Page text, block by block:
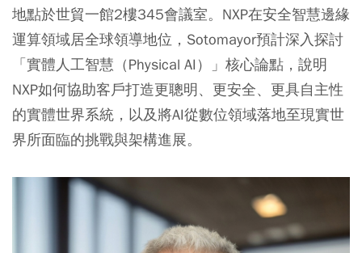
地點於世貿一館2樓345會議室。NXP在安全智慧邊緣
運算領域居全球領導地位，Sotomayor預計深入探討
「實體人工智慧（Physical AI）」核心論點，說明
NXP如何協助客戶打造更聰明、更安全、更具自主性
的實體世界系統，以及將AI從數位領域落地至現實世
界所面臨的挑戰與架構進展。